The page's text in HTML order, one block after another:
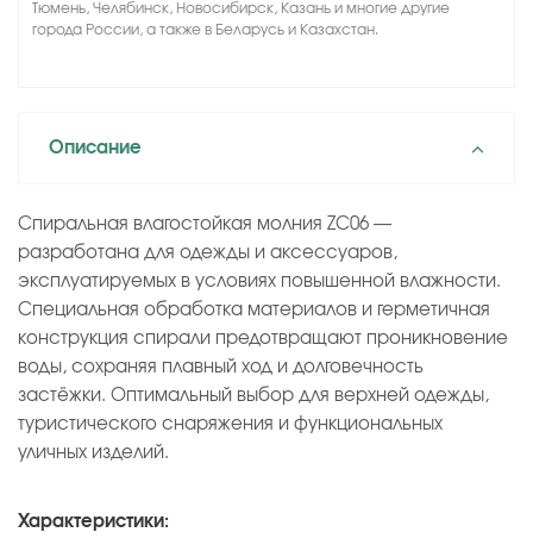
Тюмень, Челябинск, Новосибирск, Казань и многие другие
города России, а также в Беларусь и Казахстан.
Описание
Спиральная влагостойкая молния ZC06 —
разработана для одежды и аксессуаров,
эксплуатируемых в условиях повышенной влажности.
Специальная обработка материалов и герметичная
конструкция спирали предотвращают проникновение
воды, сохраняя плавный ход и долговечность
застёжки. Оптимальный выбор для верхней одежды,
туристического снаряжения и функциональных
уличных изделий.
Характеристики: